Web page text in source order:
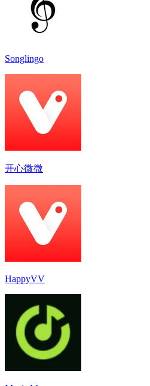
Songlingo
开心微微
HappyVV